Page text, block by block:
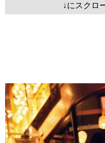
↓にスクロ